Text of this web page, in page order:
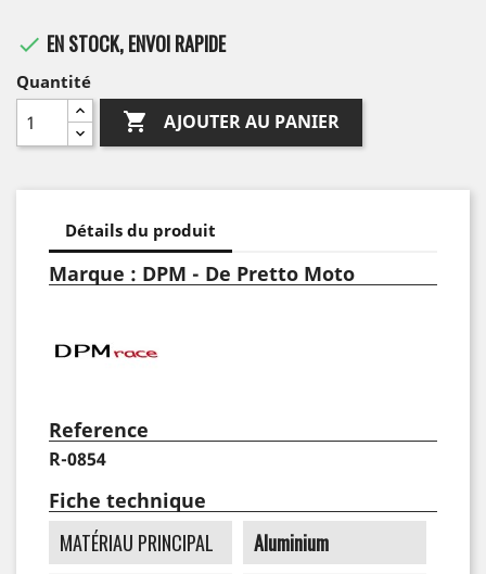
 EN STOCK, ENVOI RAPIDE
Quantité
 AJOUTER AU PANIER
Détails du produit
Marque : DPM - De Pretto Moto
Reference
R-0854
Fiche technique
MATÉRIAU PRINCIPAL
Aluminium